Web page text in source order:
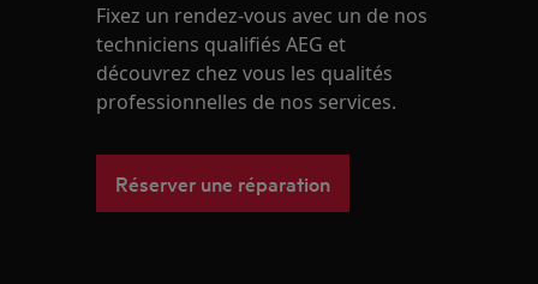
Fixez un rendez-vous avec un de nos
techniciens qualifiés AEG et
découvrez chez vous les qualités
professionnelles de nos services.
Réserver une réparation